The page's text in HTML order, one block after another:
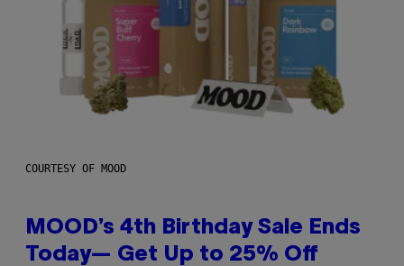
COURTESY OF MOOD
MOOD’s 4th Birthday Sale Ends
Today— Get Up to 25% Off